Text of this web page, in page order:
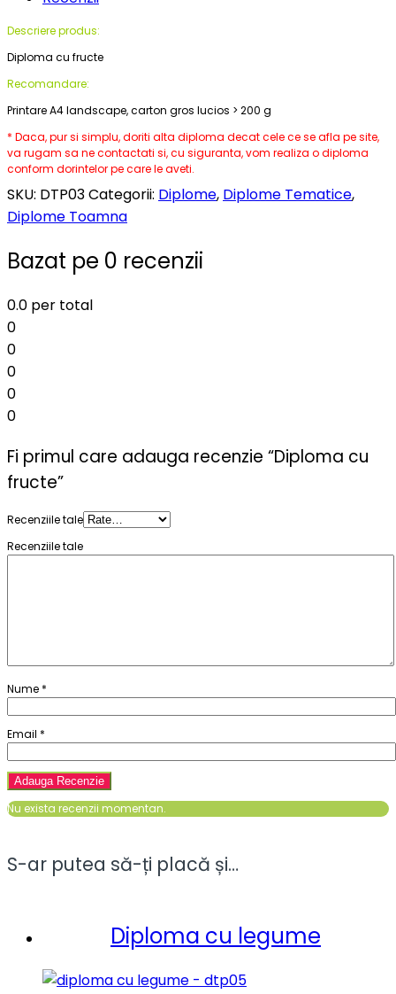
Descriere produs:
Diploma cu fructe
Recomandare:
Printare A4 landscape, carton gros lucios > 200 g
* Daca, pur si simplu, doriti alta diploma decat cele ce se afla pe site,
va rugam sa ne contactati si, cu siguranta, vom realiza o diploma
conform dorintelor pe care le aveti.
SKU: DTP03Categorii: Diplome, Diplome Tematice,
Diplome Toamna
Bazat pe 0 recenzii
0.0 per total
0
0
0
0
0
Fi primul care adauga recenzie “Diploma cu
fructe”
Recenziile tale
Recenziile tale
Nume *
Email *
Nu exista recenzii momentan.
S-ar putea să-ți placă și…
Diploma cu legume